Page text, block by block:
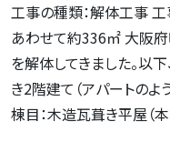
工事の種類：解体工事
あわせて約336㎡ 大阪
を解体してきました。以
き2階建て（アパートの
棟目：木造瓦葺き平屋（本